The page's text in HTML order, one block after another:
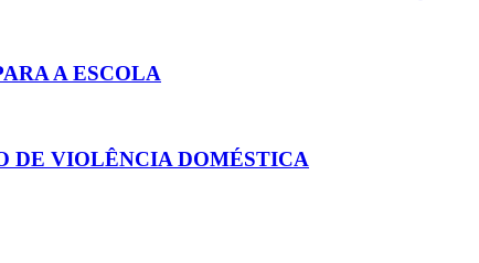
A ESCOLA
DE VIOLÊNCIA DOMÉSTICA